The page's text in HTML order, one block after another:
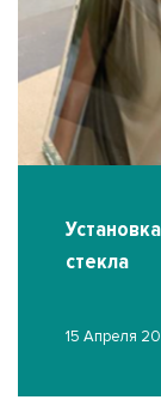
стекла
15 Апреля